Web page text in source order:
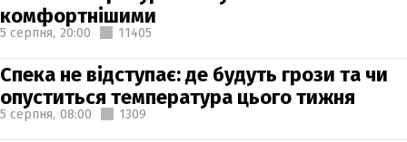
комфортнішими
5 серпня, 20:00 11405
Спека не відступає: де будуть грози та чи
опуститься температура цього тижня
5 серпня, 08:00 1309